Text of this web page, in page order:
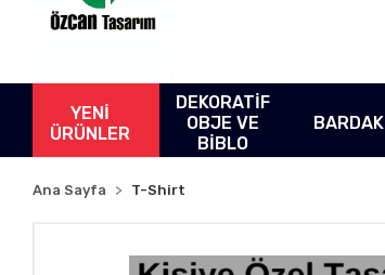
YENİ
ÜRÜNLER
DEKORATİF
OBJE VE
BİBLO
BARDAK
Ana Sayfa T-Shirt